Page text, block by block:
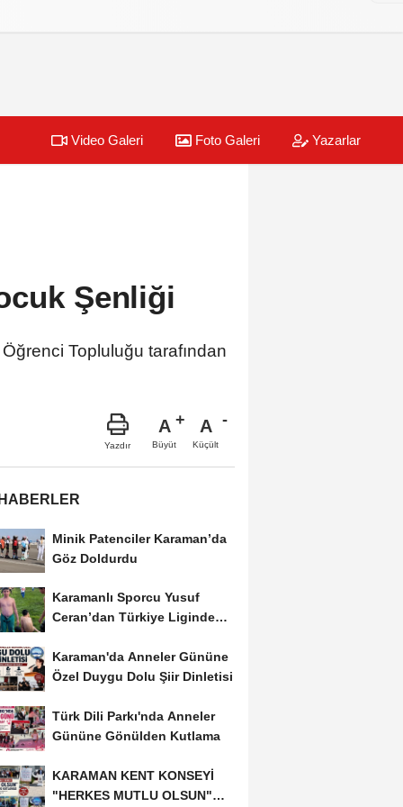
Video Galeri Foto Galeri Yazarlar
Şenliği
Topluluğu tarafından
Yazdır
A
Büyüt
A
Küçült
Minik Patenciler Karaman’da
Göz Doldurdu
Karamanlı Sporcu Yusuf
Ceran’dan Türkiye Liginde
Karaman'da Anneler Gününe
Özel Duygu Dolu Şiir Dinletisi
Türk Dili Parkı'nda Anneler
Gününe Gönülden Kutlama
KARAMAN KENT KONSEYİ
"HERKES MUTLU OLSUN"